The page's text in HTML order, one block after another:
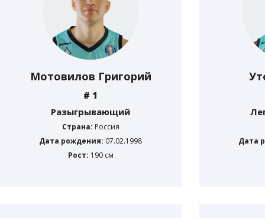
Мотовилов Григорий
# 1
Разыгрывающий
Страна: Россия
Дата рождения: 07.02.1998
Рост: 190 см
Дата